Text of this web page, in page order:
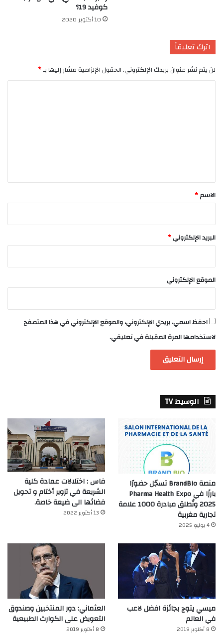
كوفيد 19؟
10 أكتوبر 2020
اترك تعليقاً
لن يتم نشر عنوان بريدك الإلكتروني.الحقول الإلزامية مشار إليها بـ*
*
الاسم*
البريد الإلكتروني*
الموقع الإلكتروني
احفظ اسمي، بريدي الإلكتروني، والموقع الإلكتروني في هذا المتصفح
لاستخدامها المرة المقبلة في تعليقي.
الوسيط TV
منصة BrandBio تسجّل حضورًا
بارزًا في Pharma Health Expo
2025 وتُطلق مبادرة 1000 علامة
تجارية مغربية
4 يوليو 2025
فاس : اختلالات عمادة كلية
الشريعة في تزوير أختام و تحويل
فضائها الى ضيعة خاصة.
13 أكتوبر 2022
ميسي يتوج بجائزة افضل لاعب
في العالم‎
8 أكتوبر 2019
العثماني: دور المنتخبين وصندوق
التعويض على الكوارث الطبيعية
8 أكتوبر 2019